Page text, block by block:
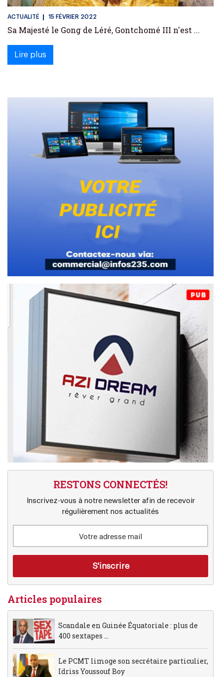
ACTUALITÉ 15 FÉVRIER 2022
Sa Majesté le Gong de Léré, Gontchomé III n'est ...
Lire plus
RESTONS CONNECTÉS!
Inscrivez-vous à notre newsletter afin de recevoir
régulièrement nos actualités
Articles populaires
Scandale en Guinée Équatoriale : plus de
400 sextapes ...
Le PCMT limoge son secrétaire particulier,
Idriss Youssouf Boy